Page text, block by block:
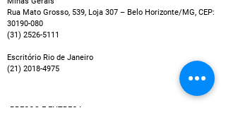
Rua Mato Grosso, 539, Loja 307 – Belo Horizonte/MG, CEP:
30190-080
(31) 2526-5111
Escritório Rio de Janeiro
(21) 2018-4975
PREÇOS E ENTREGA